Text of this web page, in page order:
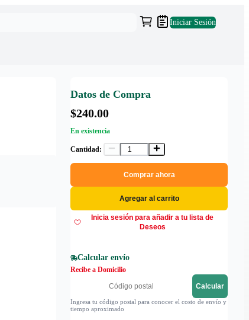
Iniciar Sesión
Datos de Compra
$240.00
En existencia
Cantidad:
Comprar ahora
Agregar al carrito
Inicia sesión para añadir a tu lista de
Deseos
Calcular envío
Recibe a Domicilio
Calcular
Ingresa tu código postal para conocer el costo de envío y
tiempo aproximado